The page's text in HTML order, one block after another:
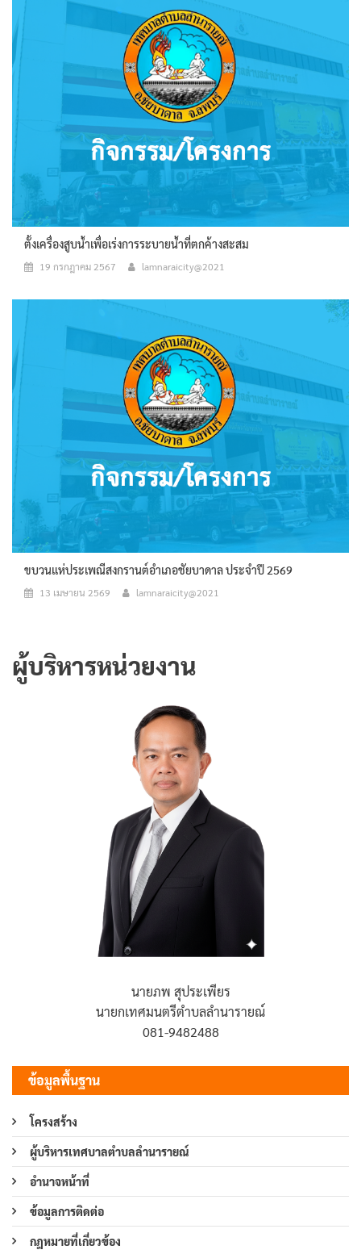
ตั้งเครื่องสูบน้ำเพื่อเร่งการระบายน้ำที่ตกค้างสะสม
19 กรกฎาคม 2567 lamnaraicity@2021
ขบวนแห่ประเพณีสงกรานต์อำเภอชัยบาดาล ประจำปี 2569
13 เมษายน 2569 lamnaraicity@2021
ผู้บริหารหน่วยงาน
นายภพ สุประเพียร
นายกเทศมนตรีตำบลลำนารายณ์
081-9482488
ข้อมูลพื้นฐาน
โครงสร้าง
ผู้บริหารเทศบาลตำบลลำนารายณ์
อำนาจหน้าที่
ข้อมูลการติดต่อ
กฎหมายที่เกี่ยวข้อง